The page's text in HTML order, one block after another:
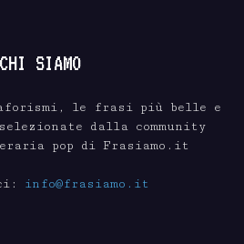
CHI SIAMO
le frasi più belle e
dalla community
pop di Frasiamo.it
info@frasiamo.it